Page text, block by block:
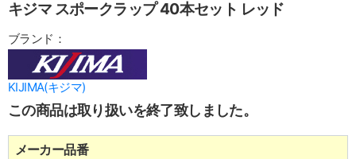
キジマ スポークラップ 40本セット レッド
ブランド：
KIJIMA(キジマ)
この商品は取り扱いを終了致しました。
メーカー品番